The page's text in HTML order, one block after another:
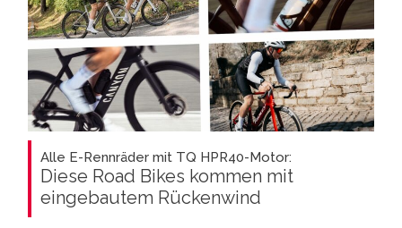
Alle E-Rennräder mit TQ HPR40-Motor:
Diese Road Bikes kommen mit
eingebautem Rückenwind